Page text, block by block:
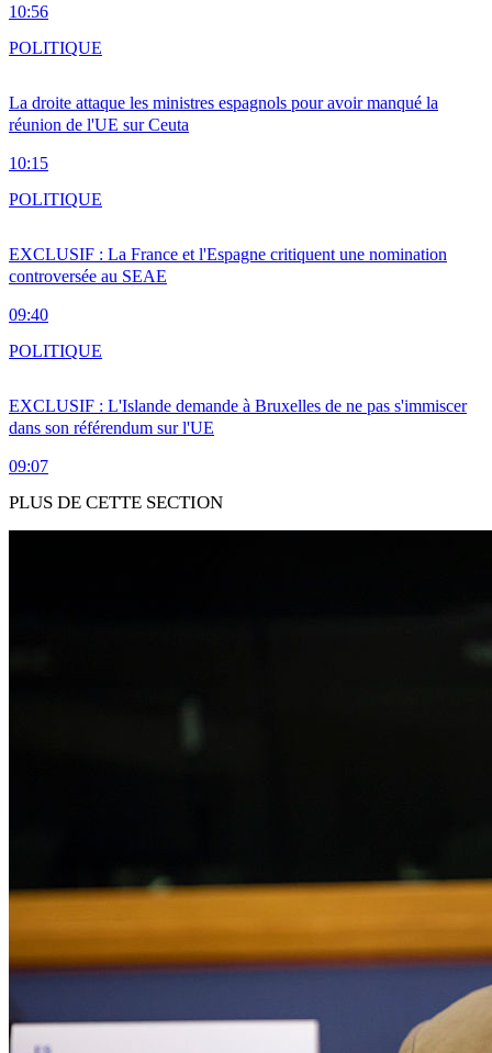
10:56
La droite attaque les ministres espagnols pour avoir manqué la
réunion de l'UE sur Ceuta
10:15
POLITIQUE
EXCLUSIF : La France et l'Espagne critiquent une nomination
controversée au SEAE
09:40
POLITIQUE
EXCLUSIF : L'Islande demande à Bruxelles de ne pas s'immiscer
dans son référendum sur l'UE
09:07
POLITIQUE
PLUS DE CETTE SECTION